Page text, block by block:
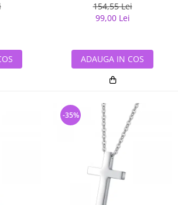
154,55 Lei
99,00 Lei
ADAUGA IN COS
-35%